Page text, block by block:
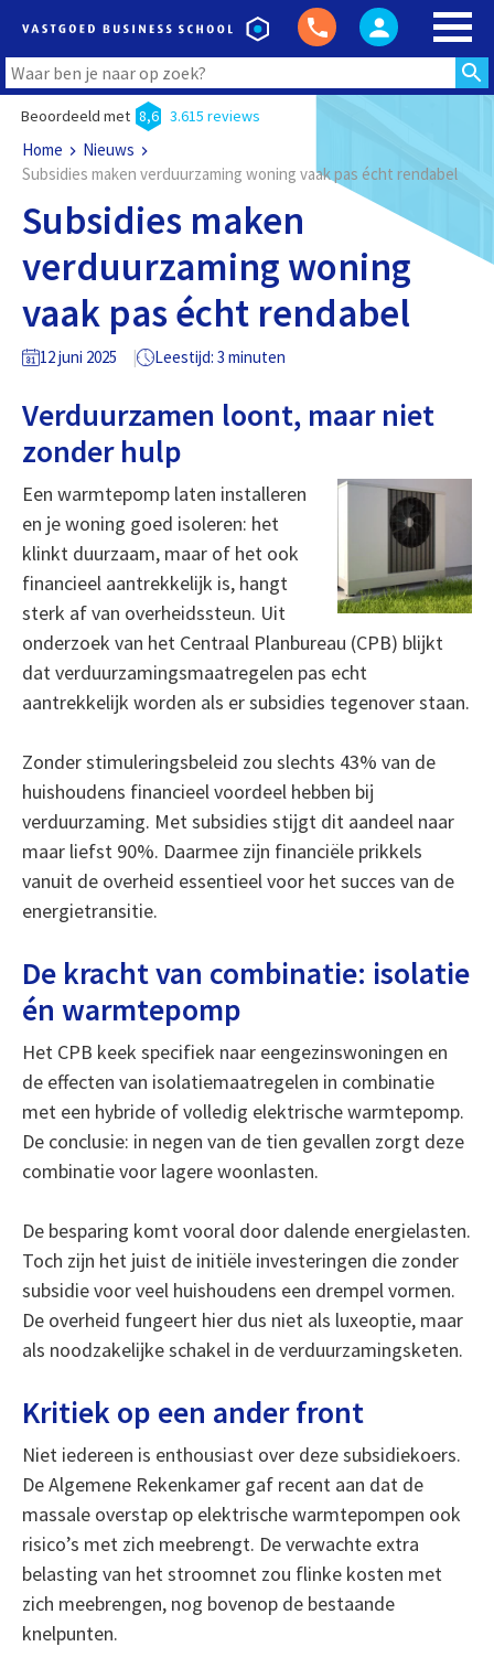
Beoordeeld met 8,6 3.615 reviews
Home
Nieuws
Subsidies maken verduurzaming woning vaak pas écht rendabel
Subsidies maken
verduurzaming woning
vaak pas écht rendabel
12 juni 2025 Leestijd: 3 minuten
Verduurzamen loont, maar niet
zonder hulp
Een warmtepomp laten installeren
en je woning goed isoleren: het
klinkt duurzaam, maar of het ook
financieel aantrekkelijk is, hangt
sterk af van overheidssteun. Uit
onderzoek van het Centraal Planbureau (CPB) blijkt
dat verduurzamingsmaatregelen pas echt
aantrekkelijk worden als er subsidies tegenover staan.
Zonder stimuleringsbeleid zou slechts 43% van de
huishoudens financieel voordeel hebben bij
verduurzaming. Met subsidies stijgt dit aandeel naar
maar liefst 90%. Daarmee zijn financiële prikkels
vanuit de overheid essentieel voor het succes van de
energietransitie.
De kracht van combinatie: isolatie
én warmtepomp
Het CPB keek specifiek naar eengezinswoningen en
de effecten van isolatiemaatregelen in combinatie
met een hybride of volledig elektrische warmtepomp.
De conclusie: in negen van de tien gevallen zorgt deze
combinatie voor lagere woonlasten.
De besparing komt vooral door dalende energielasten.
Toch zijn het juist de initiële investeringen die zonder
subsidie voor veel huishoudens een drempel vormen.
De overheid fungeert hier dus niet als luxeoptie, maar
als noodzakelijke schakel in de verduurzamingsketen.
Kritiek op een ander front
Niet iedereen is enthousiast over deze subsidiekoers.
De Algemene Rekenkamer gaf recent aan dat de
massale overstap op elektrische warmtepompen ook
risico’s met zich meebrengt. De verwachte extra
belasting van het stroomnet zou flinke kosten met
zich meebrengen, nog bovenop de bestaande
knelpunten.